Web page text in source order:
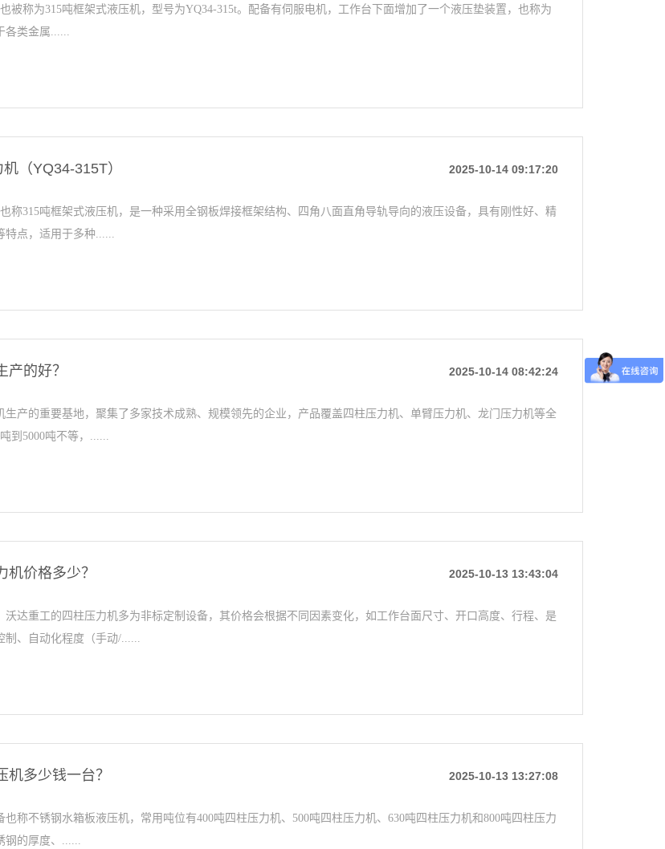
被称为315吨框架式液压机，型号为YQ34-315t。配备有伺服电机，工作台下面增加了一个液压垫装置，也称为
类金属......
（YQ34-315T） 2025-10-14 09:17:20
称315吨框架式液压机，是一种采用全钢板焊接框架结构、四角八面直角导轨导向的液压设备，具有刚性好、精
点，适用于多种......
产的好？ 2025-10-14 08:42:24
生产的重要基地，聚集了多家技术成熟、规模领先的企业，产品覆盖四柱压力机、单臂压力机、龙门压力机等全
到5000吨不等，......
机价格多少？ 2025-10-13 13:43:04
沃达重工的四柱压力机多为非标定制设备，其价格会根据不同因素变化，如工作台面尺寸、开口高度、行程、是
、自动化程度（手动/......
机多少钱一台？ 2025-10-13 13:27:08
也称不锈钢水箱板液压机，常用吨位有400吨四柱压力机、500吨四柱压力机、630吨四柱压力机和800吨四柱压力
的厚度、......